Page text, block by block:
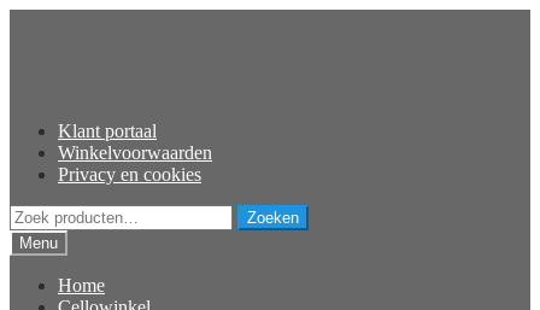
Klant portaal
Winkelvoorwaarden
Privacy en cookies
Zoeken
naar:
Zoeken
Menu
Home